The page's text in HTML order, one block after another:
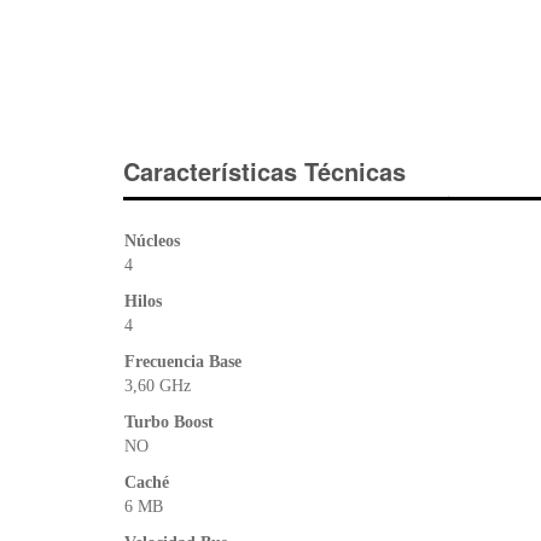
Características Técnicas
Núcleos
4
Hilos
4
Frecuencia Base
3,60 GHz
Turbo Boost
NO
Caché
6 MB